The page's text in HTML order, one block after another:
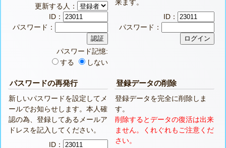
更新する人：
ID：
パスワード：
パスワード記憶:
する
しない
来ます。
ID：
パスワード：
パスワードの再発行
新しいパスワードを設定してメ
ールでお知らせします。本人確
認の為、登録してあるメールア
ドレスを記入してください。
ID：
登録データの削除
登録データを完全に削除しま
す。
削除するとデータの復活は出来
ません。くれぐれもご注意くだ
さい。